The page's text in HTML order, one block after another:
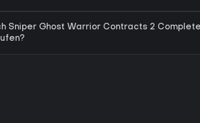
Sniper Ghost Warrior Contracts 2